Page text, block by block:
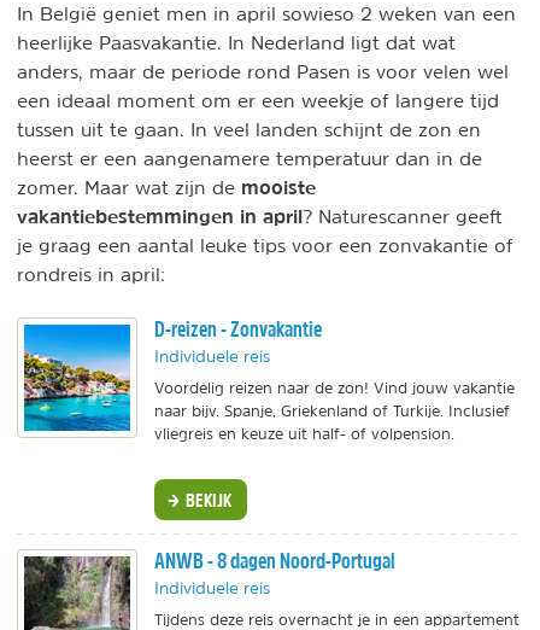
In België geniet men in april sowieso 2 weken van een
heerlijke Paasvakantie. In Nederland ligt dat wat
anders, maar de periode rond Pasen is voor velen wel
een ideaal moment om er een weekje of langere tijd
tussen uit te gaan. In veel landen schijnt de zon en
heerst er een aangenamere temperatuur dan in de
zomer. Maar wat zijn de mooiste
vakantiebestemmingen in april? Naturescanner geeft
je graag een aantal leuke tips voor een zonvakantie of
rondreis in april:
D-reizen - Zonvakantie
Individuele reis
Voordelig reizen naar de zon! Vind jouw vakantie
naar bijv. Spanje, Griekenland of Turkije. Inclusief
vliegreis en keuze uit half- of volpension.
BEKIJK
ANWB - 8 dagen Noord-Portugal
Individuele reis
Tijdens deze reis overnacht je in een appartement